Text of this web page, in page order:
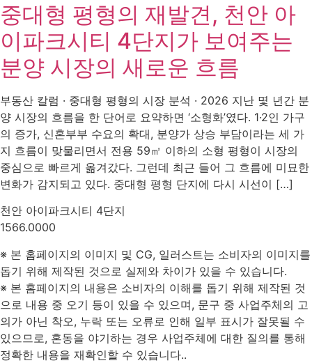
중대형 평형의 재발견, 천안 아
이파크시티 4단지가 보여주는
분양 시장의 새로운 흐름
부동산 칼럼 · 중대형 평형의 시장 분석 · 2026 지난 몇 년간 분
양 시장의 흐름을 한 단어로 요약하면 ‘소형화’였다. 1·2인 가구
의 증가, 신혼부부 수요의 확대, 분양가 상승 부담이라는 세 가
지 흐름이 맞물리면서 전용 59㎡ 이하의 소형 평형이 시장의
중심으로 빠르게 옮겨갔다. 그런데 최근 들어 그 흐름에 미묘한
변화가 감지되고 있다. 중대형 평형 단지에 다시 시선이 […]
천안 아이파크시티 4단지
1566.0000
※ 본 홈페이지의 이미지 및 CG, 일러스트는 소비자의 이미지를
돕기 위해 제작된 것으로 실제와 차이가 있을 수 있습니다.
※ 본 홈페이지의 내용은 소비자의 이해를 돕기 위해 제작된 것
으로 내용 중 오기 등이 있을 수 있으며, 문구 중 사업주체의 고
의가 아닌 착오, 누락 또는 오류로 인해 일부 표시가 잘못될 수
있으므로, 혼동을 야기하는 경우 사업주체에 대한 질의를 통해
정확한 내용을 재확인할 수 있습니다..